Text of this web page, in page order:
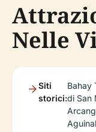
Nelle
Siti
storici:
Bahay
di San